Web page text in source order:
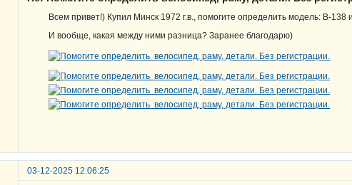
Всем привет!) Купил Минск 1972 г.в., помогите определить модель: В-138
И вообще, какая между ними разница? Заранее благодарю)
03-12-2025 12:06:25